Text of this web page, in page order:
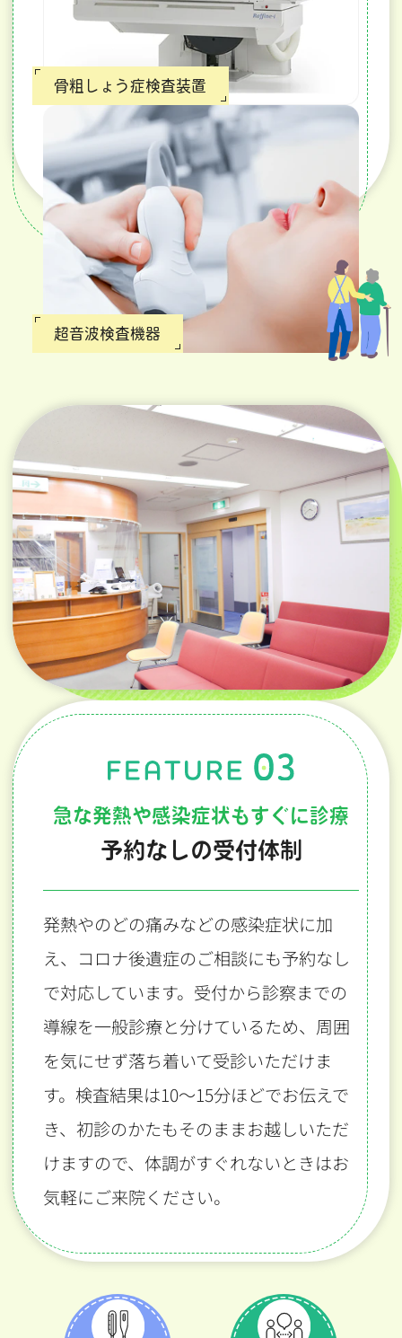
骨粗しょう症検査装置
超音波検査機器
急な発熱や感染症状もすぐに診療
予約なしの受付体制
発熱やのどの痛みなどの感染症状に加
え、コロナ後遺症のご相談にも予約なし
で対応しています。受付から診察までの
導線を一般診療と分けているため、周囲
を気にせず落ち着いて受診いただけま
す。検査結果は10〜15分ほどでお伝えで
き、初診のかたもそのままお越しいただ
けますので、体調がすぐれないときはお
気軽にご来院ください。